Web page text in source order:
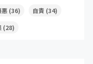
悪(36) 自責 (34)
(28)